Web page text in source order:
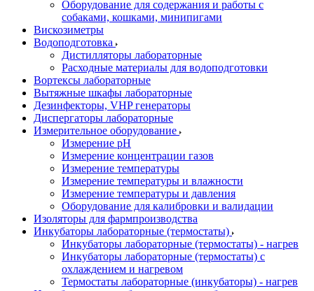
Оборудование для содержания и работы с
собаками, кошками, минипигами
Вискозиметры
Водоподготовка
Дистилляторы лабораторные
Расходные материалы для водоподготовки
Вортексы лабораторные
Вытяжные шкафы лабораторные
Дезинфекторы, VHP генераторы
Диспергаторы лабораторные
Измерительное оборудование
Измерение pH
Измерение концентрации газов
Измерение температуры
Измерение температуры и влажности
Измерение температуры и давления
Оборудование для калибровки и валидации
Изоляторы для фармпроизводства
Инкубаторы лабораторные (термостаты)
Инкубаторы лабораторные (термостаты) - нагрев
Инкубаторы лабораторные (термостаты) с
охлаждением и нагревом
Термостаты лабораторные (инкубаторы) - нагрев